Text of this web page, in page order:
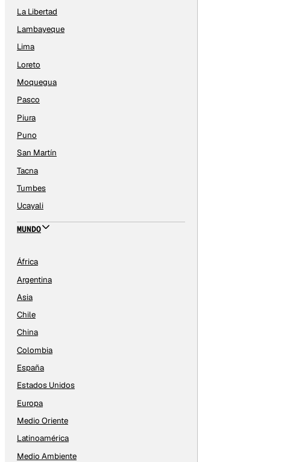
La Libertad
Lambayeque
Lima
Loreto
Moquegua
Pasco
Piura
Puno
San Martín
Tacna
Tumbes
Ucayali
MUNDO
África
Argentina
Asia
Chile
China
Colombia
España
Estados Unidos
Europa
Medio Oriente
Latinoamérica
Medio Ambiente